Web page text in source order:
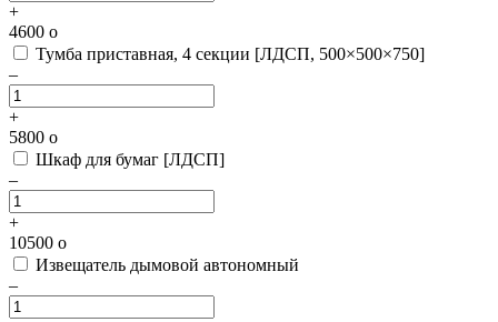
+
4600 o
Тумба приставная, 4 секции [ЛДСП, 500×500×750]
–
+
5800 o
Шкаф для бумаг [ЛДСП]
–
+
10500 o
Извещатель дымовой автономный
–